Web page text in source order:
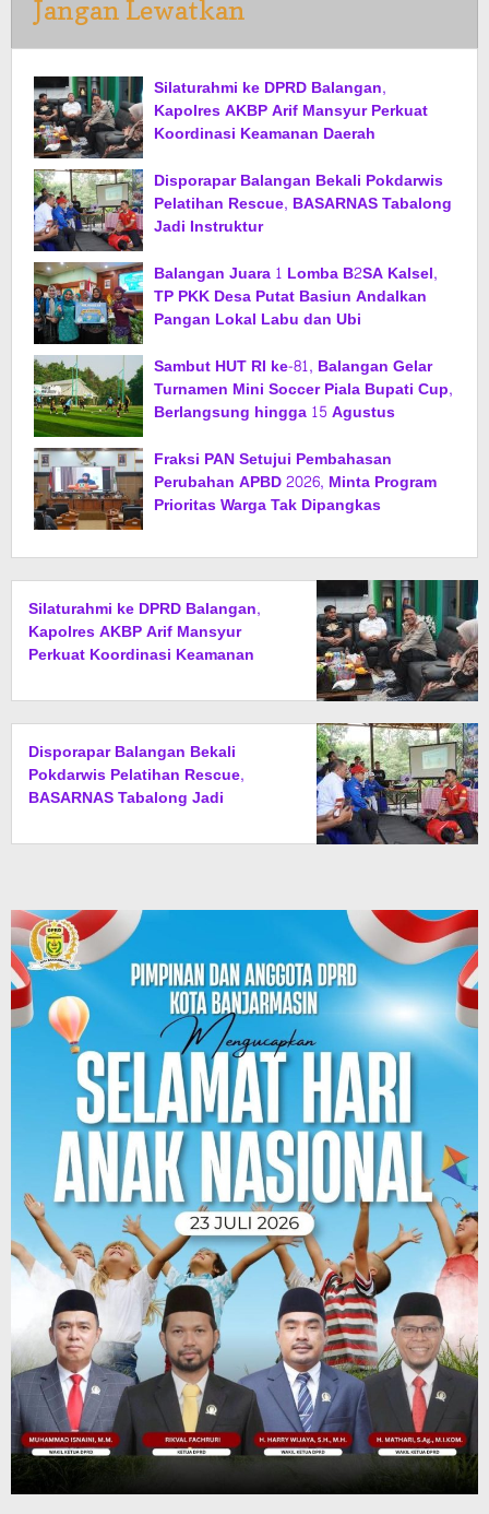
Jangan Lewatkan
Silaturahmi ke DPRD Balangan,
Kapolres AKBP Arif Mansyur Perkuat
Koordinasi Keamanan Daerah
Disporapar Balangan Bekali Pokdarwis
Pelatihan Rescue, BASARNAS Tabalong
Jadi Instruktur
Balangan Juara 1 Lomba B2SA Kalsel,
TP PKK Desa Putat Basiun Andalkan
Pangan Lokal Labu dan Ubi
Sambut HUT RI ke-81, Balangan Gelar
Turnamen Mini Soccer Piala Bupati Cup,
Berlangsung hingga 15 Agustus
Fraksi PAN Setujui Pembahasan
Perubahan APBD 2026, Minta Program
Prioritas Warga Tak Dipangkas
Silaturahmi ke DPRD Balangan,
Kapolres AKBP Arif Mansyur
Perkuat Koordinasi Keamanan
Disporapar Balangan Bekali
Pokdarwis Pelatihan Rescue,
BASARNAS Tabalong Jadi